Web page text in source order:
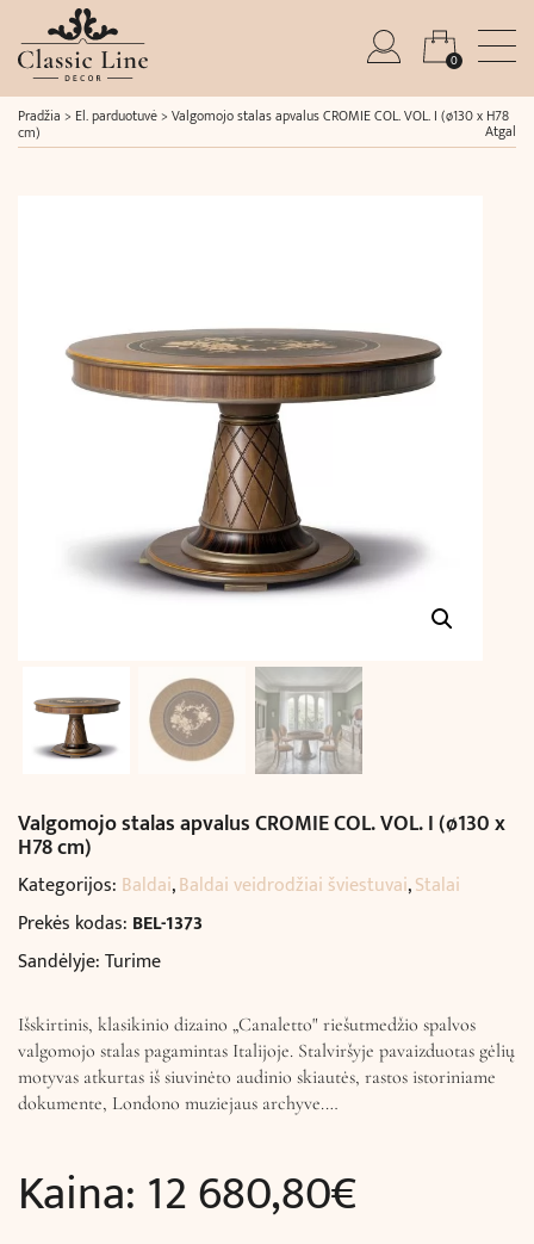
0
Pradžia > El. parduotuvė> Valgomojo stalas apvalus CROMIE COL. VOL. I (ø130 x H78
cm) Atgal
Valgomojo stalas apvalus CROMIE COL. VOL. I (ø130 x
H78 cm)
Kategorijos: Baldai,Baldai veidrodžiai šviestuvai,Stalai
Prekės kodas: BEL-1373
Sandėlyje: Turime
Išskirtinis, klasikinio dizaino „Canaletto" riešutmedžio spalvos
valgomojo stalas pagamintas Italijoje. Stalviršyje pavaizduotas gėlių
motyvas atkurtas iš siuvinėto audinio skiautės, rastos istoriniame
dokumente, Londono muziejaus archyve.…
Kaina: 12 680,80€